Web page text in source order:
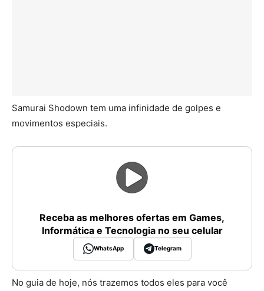
Samurai Shodown tem uma infinidade de golpes e
movimentos especiais.
Receba as melhores ofertas em Games,
Informática e Tecnologia no seu celular
WhatsApp Telegram
No guia de hoje, nós trazemos todos eles para você